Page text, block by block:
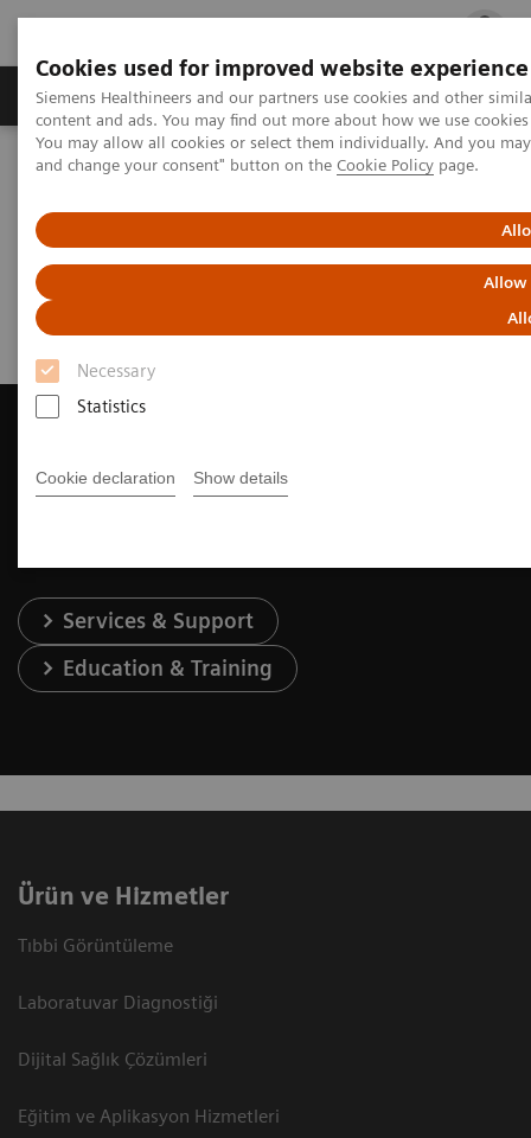
Cookies used for improved website experience
Siemens Healthineers and our partners use cookies and other
content and ads. You may find out more about how we use
You may allow all cookies or select them individually. And you
and change your consent" button on the Cookie Policy page.
Allow
Necessary
Statistics
Cookie declaration Show details
Ürün ve Hizmetler Öne Çıkanlar Sağlık
Siemens Healthineers Türkiye
Tıbbi Görüntüleme
Request a Quote
Contact Us
Services & Support
Education & Training
Ürün ve Hizmetler
Tıbbi Görüntüleme
Laboratuvar Diagnostiği
Dijital Sağlık Çözümleri
Eğitim ve Aplikasyon Hizmetleri